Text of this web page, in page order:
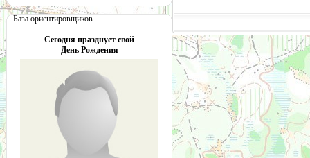
База ориентировщиков
Сегодня празднует свой
День Рождения